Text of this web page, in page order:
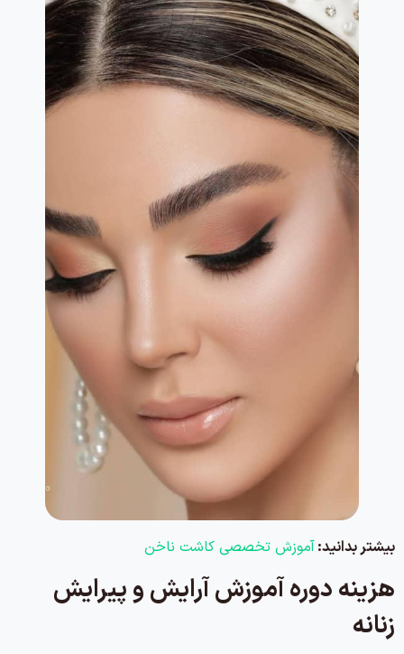
بیشتر بدانید:آموزش تخصصی کاشت ناخن
هزینه دوره آموزش آرایش و پیرایش
زنانه